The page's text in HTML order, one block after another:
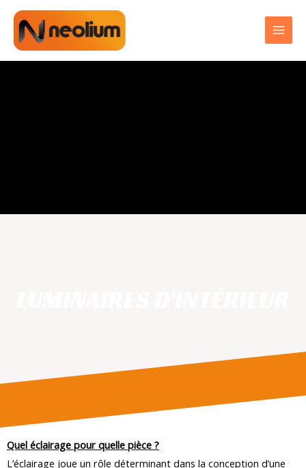
Quel éclairage pour quelle pièce ?
L’éclairage joue un rôle déterminant dans la conception d’une